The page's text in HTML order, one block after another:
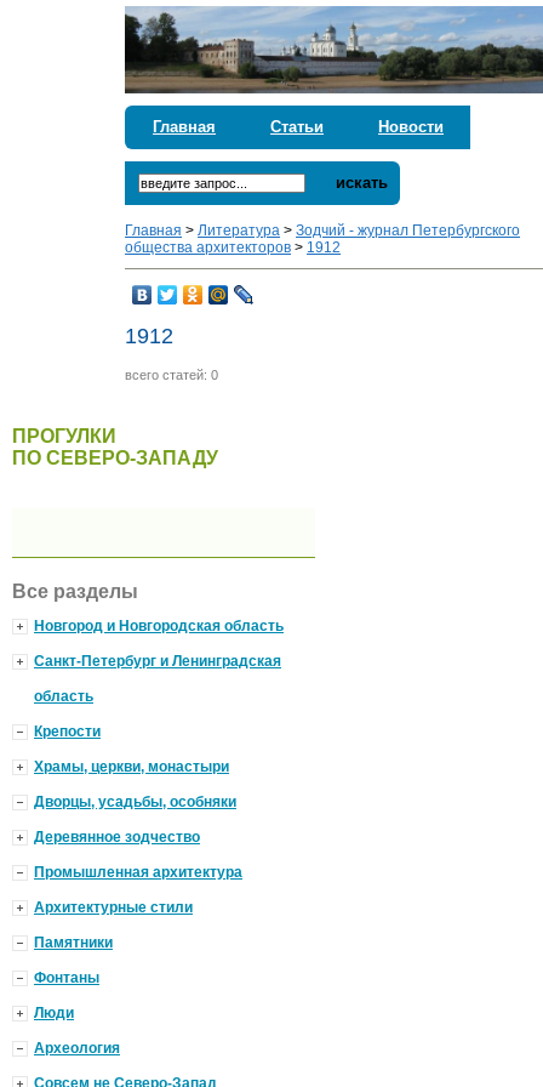
Главная Статьи Новости
искать
Главная >Литература >Зодчий - журнал Петербургского
общества архитекторов > 1912
1912
всего статей: 0
ПРОГУЛКИ
ПО СЕВЕРО-ЗАПАДУ
Все разделы
Новгород и Новгородская область
Санкт-Петербург и Ленинградская
область
Крепости
Храмы, церкви, монастыри
Дворцы, усадьбы, особняки
Деревянное зодчество
Промышленная архитектура
Архитектурные стили
Памятники
Фонтаны
Люди
Археология
Совсем не Северо-Запад